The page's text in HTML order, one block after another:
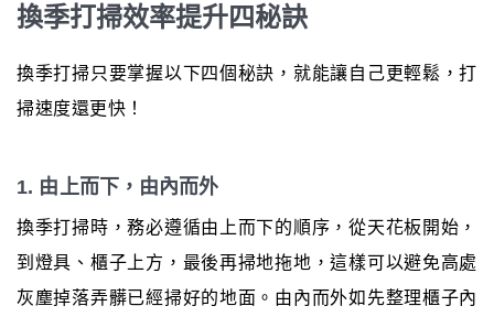
換季打掃效率提升四秘訣
換季打掃只要掌握以下四個秘訣，就能讓自己更輕鬆，打
掃速度還更快！
1. 由上而下，由內而外
換季打掃時，務必遵循由上而下的順序，從天花板開始，
到燈具、櫃子上方，最後再掃地拖地，這樣可以避免高處
灰塵掉落弄髒已經掃好的地面。由內而外如先整理櫃子內